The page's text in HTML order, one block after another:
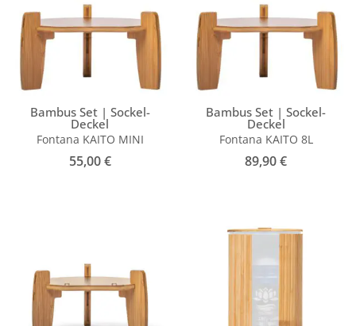
Bambus Set | Sockel-
Deckel
Fontana KAITO MINI
55,00€
Bambus Set | Sockel-
Deckel
Fontana KAITO 8L
89,90€